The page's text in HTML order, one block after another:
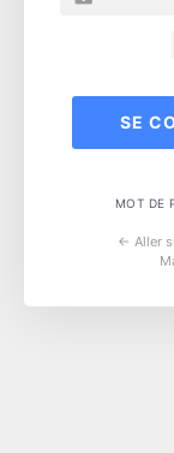
MOT DE
← Aller